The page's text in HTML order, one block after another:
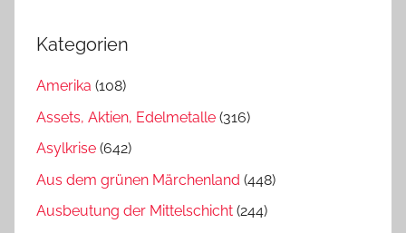
Kategorien
Amerika (108)
Assets, Aktien, Edelmetalle (316)
Asylkrise (642)
Aus dem grünen Märchenland (448)
Ausbeutung der Mittelschicht (244)